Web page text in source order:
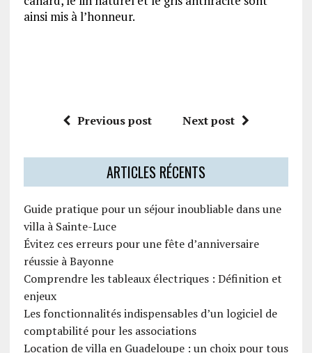
ainsi mis à l’honneur.
Previous post Next post
ARTICLES RÉCENTS
Guide pratique pour un séjour inoubliable dans une
villa à Sainte-Luce
Évitez ces erreurs pour une fête d’anniversaire
réussie à Bayonne
Comprendre les tableaux électriques : Définition et
enjeux
Les fonctionnalités indispensables d’un logiciel de
comptabilité pour les associations
Location de villa en Guadeloupe : un choix pour tous